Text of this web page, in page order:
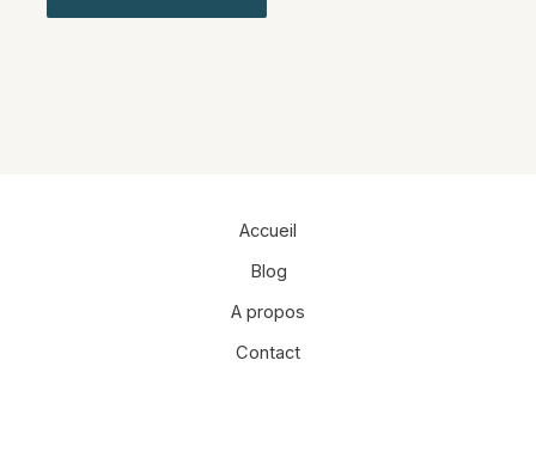
Accueil
Blog
A propos
Contact